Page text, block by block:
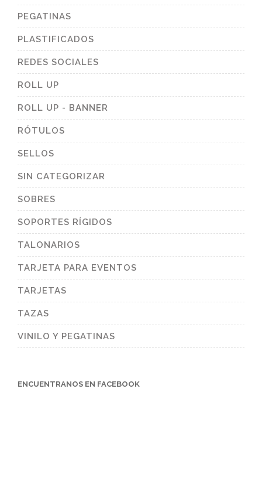
PEGATINAS
PLASTIFICADOS
REDES SOCIALES
ROLL UP
ROLL UP - BANNER
RÓTULOS
SELLOS
SIN CATEGORIZAR
SOBRES
SOPORTES RÍGIDOS
TALONARIOS
TARJETA PARA EVENTOS
TARJETAS
TAZAS
VINILO Y PEGATINAS
ENCUENTRANOS EN FACEBOOK